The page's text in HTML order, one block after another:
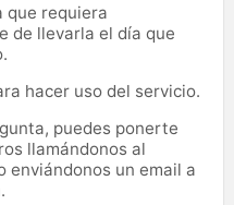
que requiera
de llevarla el día que
hacer uso del servicio.
puedes ponerte
llamándonos al
enviándonos un email a
.